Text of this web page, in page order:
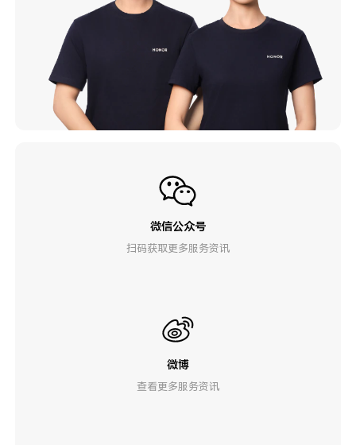
微信公众号
扫码获取更多服务资讯
微博
查看更多服务资讯